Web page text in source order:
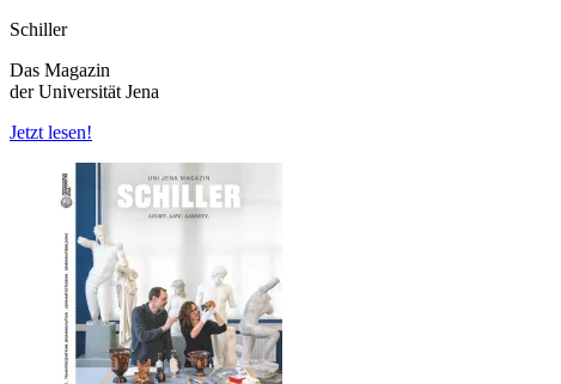
Schiller
Das Magazin
der Universität Jena
Jetzt lesen!